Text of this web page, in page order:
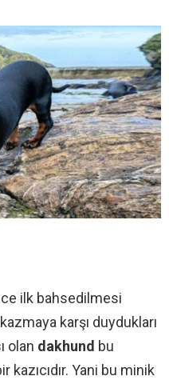
ilk bahsedilmesi
karşı duydukları
olan dakhund bu
Yani bu minik